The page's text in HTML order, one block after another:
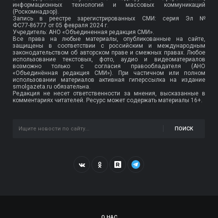
информационных технологий и массовых коммуникаций
(Роскомнадзор).
Запись в реестре зарегистрированных СМИ: серия Эл №
ФС77-86777 от 05 февраля 2024 г.
Учредитель: АНО «Объединенная редакция СМИ».
Все права на любые материалы, опубликованные на сайте,
защищены в соответствии с российским и международным
законодательством об авторском праве и смежных правах. Любое
использование текстовых, фото, аудио и видеоматериалов
возможно только с согласия правообладателя (АНО
«Объединённая редакция СМИ»). При частичном или полном
использовании материалов активная гиперссылка на издание
smolgazeta.ru обязательна.
Редакция не несет ответственности за мнения, высказанные в
комментариях читателей. Ресурс может содержать материалы 16+.
ПОИСК